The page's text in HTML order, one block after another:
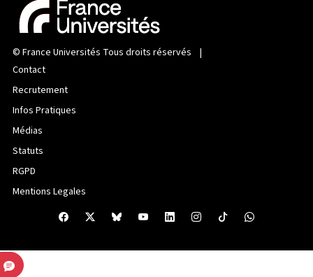
© France Universités Tous droits réservés |
Contact
Recrutement
Infos Pratiques
Médias
Statuts
RGPD
Mentions Legales